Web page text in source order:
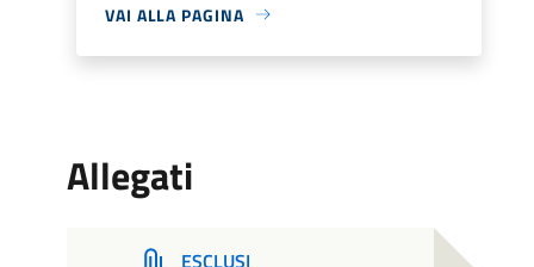
VAI ALLA PAGINA
Allegati
ESCLUSI